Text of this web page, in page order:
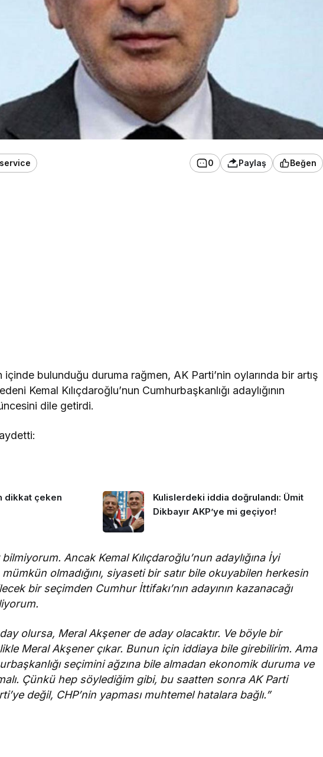
0 Paylaş Beğen
içinde bulunduğu duruma rağmen, AK Parti’nin oylarında bir artış
Kemal Kılıçdaroğlu’nun Cumhurbaşkanlığı adaylığının
dile getirdi.
dikkat çeken
Kulislerdeki iddia doğrulandı: Ümit
Dikbayır AKP’ye mi geçiyor!
Ancak Kemal Kılıçdaroğlu’nun adaylığına İyi
olmadığını, siyaseti bir satır bile okuyabilen herkesin
bir seçimden Cumhur İttifakı’nın adayının kazanacağı
olursa, Meral Akşener de aday olacaktır. Ve böyle bir
Meral Akşener çıkar. Bunun için iddiaya bile girebilirim. Ama
seçimini ağzına bile almadan ekonomik duruma ve
Çünkü hep söylediğim gibi, bu saatten sonra AK Parti
değil, CHP’nin yapması muhtemel hatalara bağlı.”